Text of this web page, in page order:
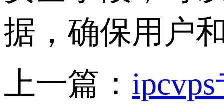
据，确保用户
上一篇：